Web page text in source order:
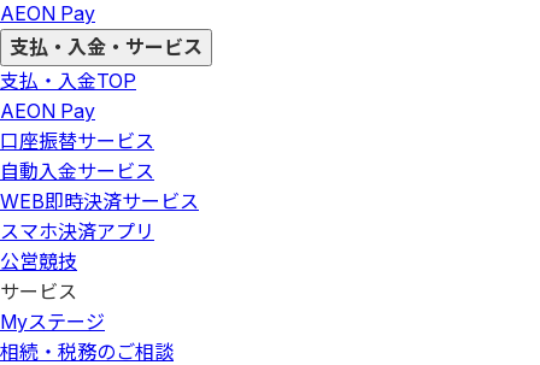
AEON Pay
支払・入金・サービス
支払・入金TOP
AEON Pay
口座振替サービス
自動入金サービス
WEB即時決済サービス
スマホ決済アプリ
公営競技
サービス
Myステージ
相続・税務のご相談